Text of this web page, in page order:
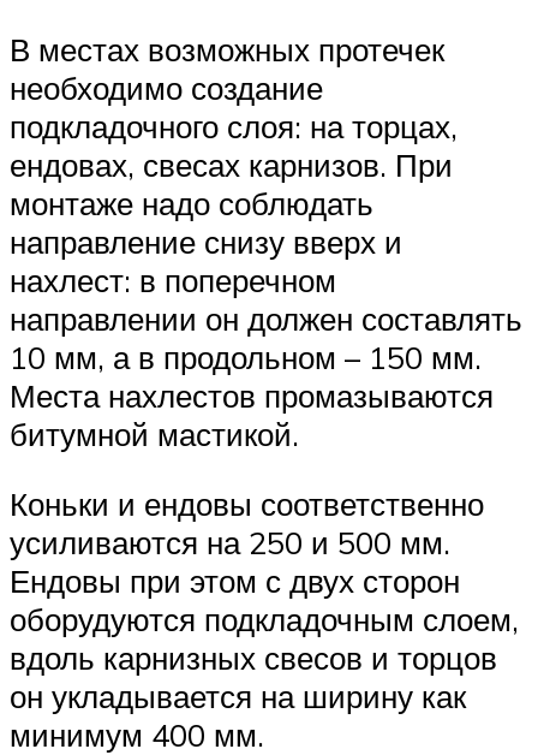
В местах возможных протечек
необходимо создание
подкладочного слоя: на торцах,
ендовах, свесах карнизов. При
монтаже надо соблюдать
направление снизу вверх и
нахлест: в поперечном
направлении он должен составлять
10 мм, а в продольном – 150 мм.
Места нахлестов промазываются
битумной мастикой.
Коньки и ендовы соответственно
усиливаются на 250 и 500 мм.
Ендовы при этом с двух сторон
оборудуются подкладочным слоем,
вдоль карнизных свесов и торцов
он укладывается на ширину как
минимум 400 мм.